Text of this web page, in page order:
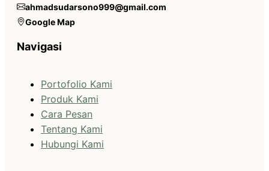
ahmadsudarsono999@gmail.com
Google Map
Navigasi
Portofolio Kami
Produk Kami
Cara Pesan
Tentang Kami
Hubungi Kami